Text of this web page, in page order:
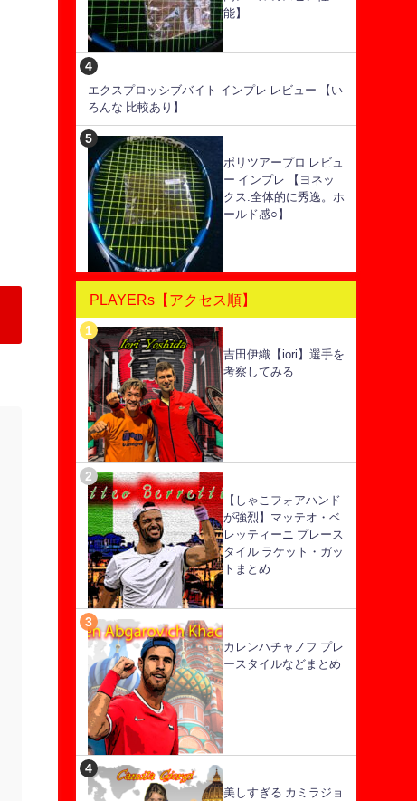
能】
エクスプロッシブバイト インプレ レビュー 【い
ろんな 比較あり】
ポリツアープロ レビュ
ー インプレ 【ヨネッ
クス:全体的に秀逸。ホ
ールド感○】
PLAYERs【アクセス順】
吉田伊織【iori】選手を
考察してみる
【しゃこフォアハンド
が強烈】マッテオ・ベ
レッティーニ プレース
タイル ラケット・ガッ
トまとめ
カレンハチャノフ プレ
ースタイルなどまとめ
美しすぎる カミラジョ